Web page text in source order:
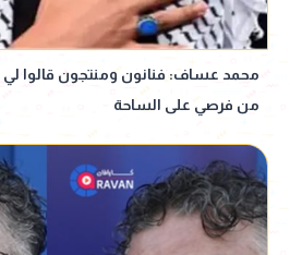
محمد عساف: فنانون ومنتجون قالوا
من فرصي على الساحة